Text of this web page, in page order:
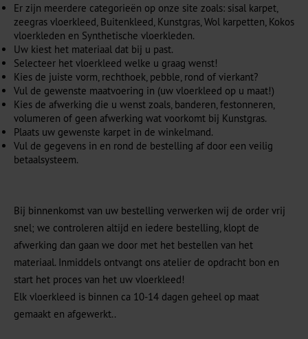
Er zijn meerdere categorieën op onze site zoals: sisal karpet,
zeegras vloerkleed, Buitenkleed, Kunstgras, Wol karpetten, Kokos
vloerkleden en Synthetische vloerkleden.
Uw kiest het materiaal dat bij u past.
Selecteer het vloerkleed welke u graag wenst!
Kies de juiste vorm, rechthoek, pebble, rond of vierkant?
Vul de gewenste maatvoering in (uw vloerkleed op u maat!)
Kies de afwerking die u wenst zoals, banderen, festonneren,
volumeren of geen afwerking wat voorkomt bij Kunstgras.
Plaats uw gewenste karpet in de winkelmand.
Vul de gegevens in en rond de bestelling af door een veilig
betaalsysteem.
Bij binnenkomst van uw bestelling verwerken wij de order vrij
snel; we controleren altijd en iedere bestelling, klopt de
afwerking dan gaan we door met het bestellen van het
materiaal. Inmiddels ontvangt ons atelier de opdracht bon en
start het proces van het uw vloerkleed!
Elk vloerkleed is binnen ca 10-14 dagen geheel op maat
gemaakt en afgewerkt..